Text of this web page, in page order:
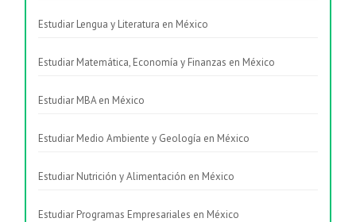
Estudiar Lengua y Literatura en México
Estudiar Matemática, Economía y Finanzas en México
Estudiar MBA en México
Estudiar Medio Ambiente y Geología en México
Estudiar Nutrición y Alimentación en México
Estudiar Programas Empresariales en México